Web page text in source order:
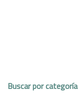
Buscar por categoría